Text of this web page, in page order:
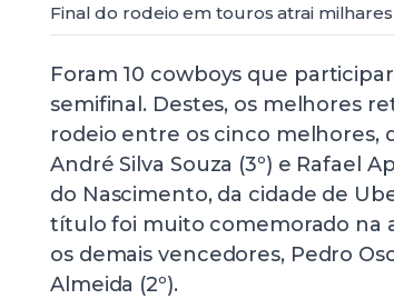
Final do rodeio em touros atrai
Foram 10 cowboys que
semifinal. Destes, os melhores
rodeio entre os cinco melhores,
André Silva Souza (3º) e Rafael
do Nascimento, da cidade de
título foi muito comemorado na
os demais vencedores, Pedro
Almeida (2º).